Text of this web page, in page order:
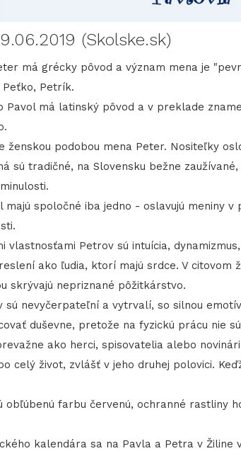
(Skolske.sk)
má grécky pôvod a význam mena je
Peťko, Petrík.
má latinský pôvod a v preklade
podobou mena Peter. Nositeľky
tradičné, na Slovensku bežne zaužívané,
spoločné iba jedno - oslavujú meniny v
Petrov sú intuícia,
ako ľudia, ktorí majú srdce. V citovom
skrývajú nepriznané pôžitkárstvo.
nevyčerpateľní a vytrvalí, so silnou
duševne, pretože na fyzickú prácu nie
ako herci, spisovatelia alebo
život, zvlášť v jeho druhej polovici.
farbu červenú, ochranné rastliny
kalendára sa na Pavla a Petra v Žiline v